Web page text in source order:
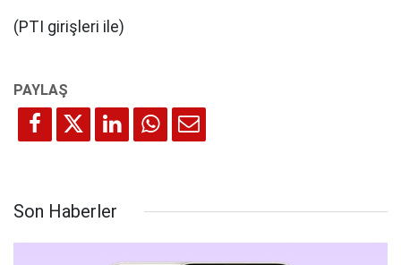
(PTI girişleri ile)
Son Haberler